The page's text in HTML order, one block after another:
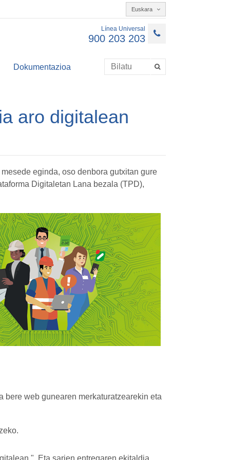
Euskara
Línea Universal
900 203 203
Dokumentazioa
aro digitalean
eginda, oso denbora gutxitan gure
Digitaletan Lana bezala (TPD),
web gunearen merkaturatzearekin eta